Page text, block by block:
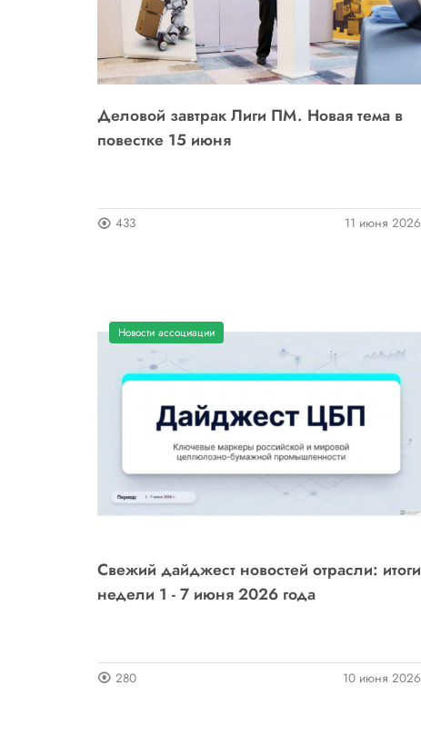
Деловой завтрак Лиги ПМ. Новая тема в
повестке 15 июня
433 11 июня 2026
Новости ассоциации
Свежий дайджест новостей отрасли: итоги
недели 1 - 7 июня 2026 года
280 10 июня 2026